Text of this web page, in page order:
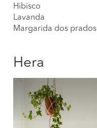
Hibisco
Lavanda
Margarida dos prados
Hera